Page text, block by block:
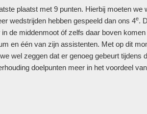
plaatst met 9 punten. Hierbij moeten we
wedstrijden hebben gespeeld dan ons 4e.
de middenmoot óf zelfs daar boven
en één van zijn assistenten. Met op dit
wel zeggen dat er genoeg gebeurt tijdens
doelpunten meer in het voordeel